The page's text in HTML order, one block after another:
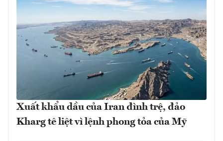
Xuất khẩu dầu của Iran đình trệ, đảo
Kharg tê liệt vì lệnh phong tỏa của Mỹ